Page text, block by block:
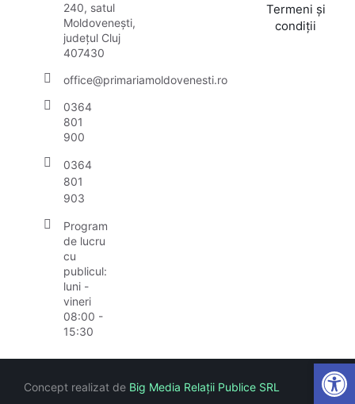
240, satul
Moldovenești,
județul Cluj
407430
office@primariamoldovenesti.ro
0364
801
900
0364
801
903
Program
de lucru
cu
publicul:
luni -
vineri
08:00 -
15:30
Termeni și
condiții
Concept realizat de Big Media Relații Publice SRL